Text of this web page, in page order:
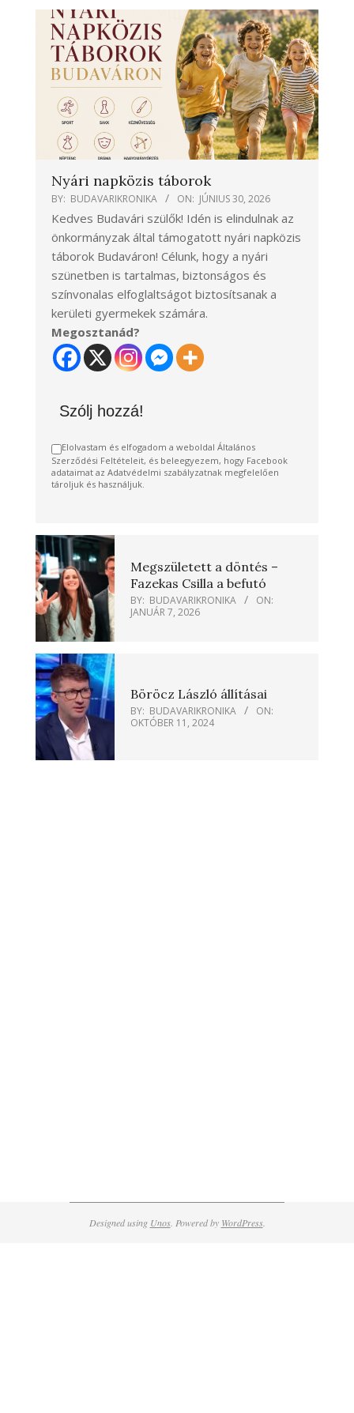
Nyári napközis táborok
BY: BUDAVARIKRONIKA ON: JÚNIUS 30, 2026
Kedves Budavári szülők! Idén is elindulnak az
önkormányzak által támogatott nyári napközis
táborok Budaváron! Célunk, hogy a nyári
szünetben is tartalmas, biztonságos és
színvonalas elfoglaltságot biztosítsanak a
kerületi gyermekek számára.
Megosztanád?
Szólj hozzá!
Elolvastam és elfogadom a weboldal Általános
Szerződési Feltételeit, és beleegyezem, hogy Facebook
adataimat az Adatvédelmi szabályzatnak megfelelően
tároljuk és használjuk.
Megszületett a döntés –
Fazekas Csilla a befutó
BY: BUDAVARIKRONIKA
ON:
JANUÁR 7, 2026
Böröcz László állításai
BY: BUDAVARIKRONIKA
ON:
OKTÓBER 11, 2024
Designed using Unos. Powered by WordPress.